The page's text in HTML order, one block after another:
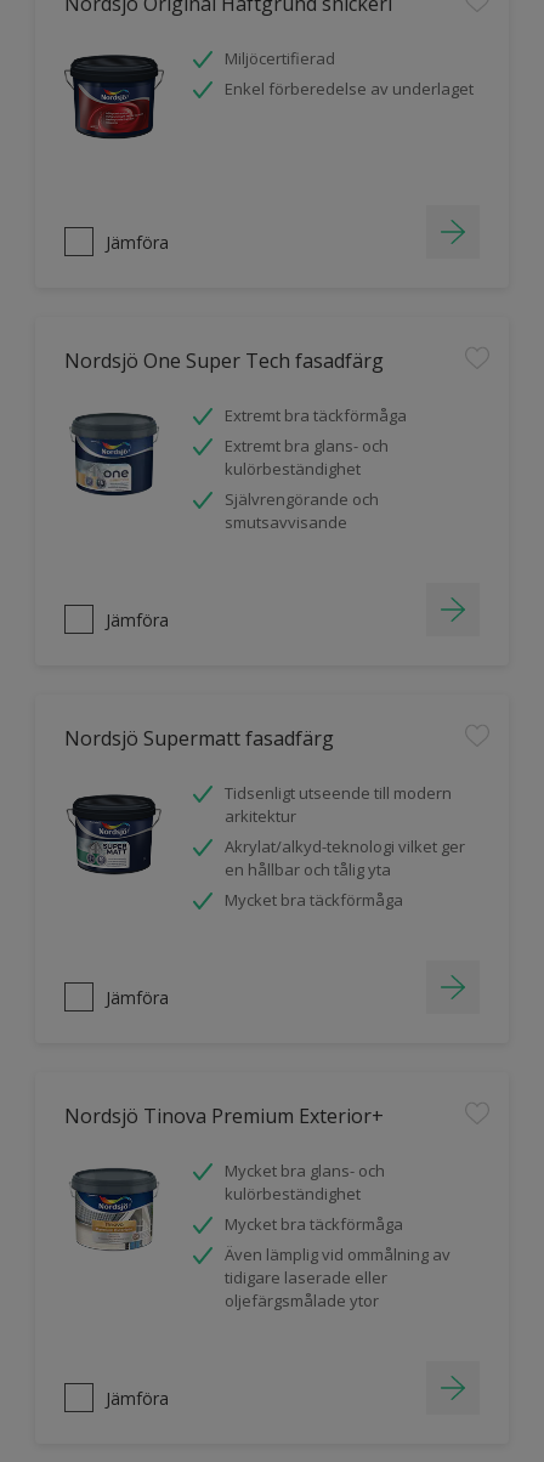
Miljöcertifierad
Enkel förberedelse av underlaget
Jämföra
Nordsjö One Super Tech fasadfärg
Extremt bra täckförmåga
Extremt bra glans- och
kulörbeständighet
Självrengörande och
smutsavvisande
Jämföra
Nordsjö Supermatt fasadfärg
Tidsenligt utseende till modern
arkitektur
Akrylat/alkyd-teknologi vilket ger
en hållbar och tålig yta
Mycket bra täckförmåga
Jämföra
Nordsjö Tinova Premium Exterior+
Mycket bra glans- och
kulörbeständighet
Mycket bra täckförmåga
Även lämplig vid ommålning av
tidigare laserade eller
oljefärgsmålade ytor
Jämföra